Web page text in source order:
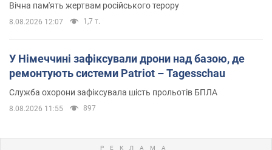
Вічна пам'ять жертвам російського терору
8.08.2026 12:07 1,7 т.
У Німеччині зафіксували дрони над базою, де
ремонтують системи Patriot – Tagesschau
Служба охорони зафіксувала шість прольотів БПЛА
8.08.2026 11:55 897